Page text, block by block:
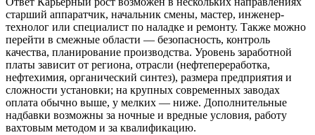
старший аппаратчик, начальник смены, мастер, инженер-
технолог или специалист по наладке и ремонту. Также можно
перейти в смежные области — безопасность, контроль
качества, планирование производства. Уровень заработной
платы зависит от региона, отрасли (нефтепереработка,
нефтехимия, органический синтез), размера предприятия и
сложности установки; на крупных современных заводах
оплата обычно выше, у мелких — ниже. Дополнительные
надбавки возможны за ночные и вредные условия, работу
вахтовым методом и за квалификацию.